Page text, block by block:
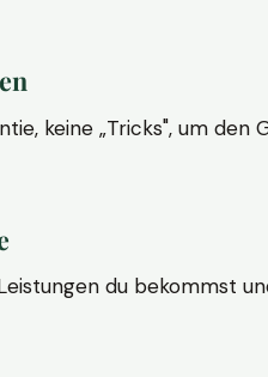
keine „Tricks", um den
du bekommst